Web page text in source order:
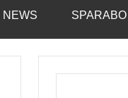
NEWS SPARABO